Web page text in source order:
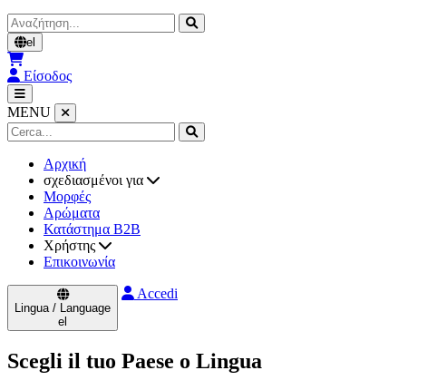
Αναζήτηση
el
Είσοδος
MENU
Αρχική
σχεδιασμένοι για
Μορφές
Αρώματα
Κατάστημα B2B
Χρήστης
Επικοινωνία
Lingua / Language
el
Accedi
Scegli il tuo Paese o Lingua